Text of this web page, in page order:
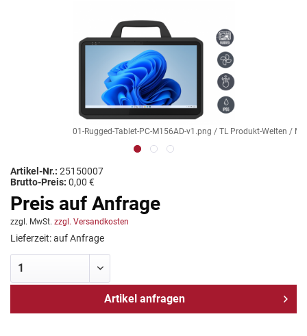
01-Rugged-Tablet-PC-M156AD-v1.png / TL Produkt-Welten /
Artikel-Nr.: 25150007
Brutto-Preis: 0,00 €
Preis auf Anfrage
zzgl. MwSt. zzgl. Versandkosten
Lieferzeit: auf Anfrage
Artikel anfragen